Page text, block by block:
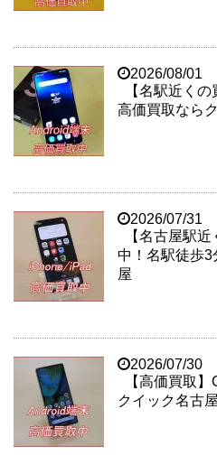
2026/08/01
【名駅近く
高価買取なら
2026/07/31
【名古屋駅
中！名駅徒歩3
屋
2026/07/30
【高価買取
クイック名古